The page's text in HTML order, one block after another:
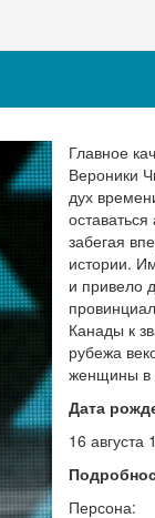
Главное
Вероники
дух
забегая
истории.
и привело
Канады к
рубежа
женщины в
Дата
16 августа
Персона: